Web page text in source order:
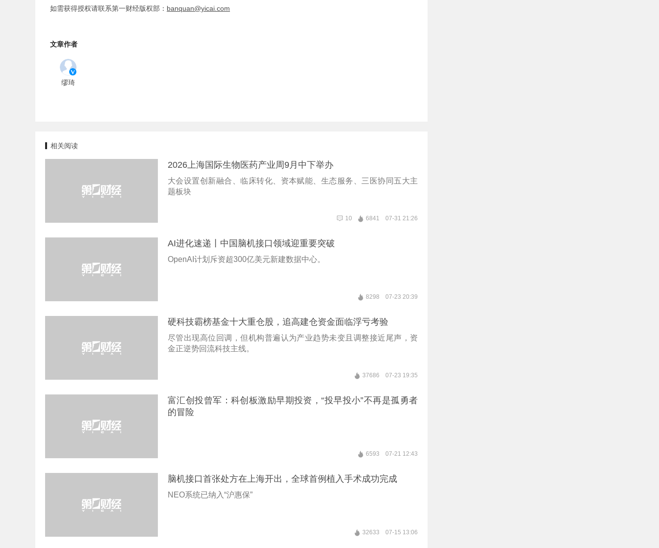
如需获得授权请联系第一财经版权部： banquan@yicai.com
文章作者
缪琦
相关阅读
2026上海国际生物医药产业周9月中下举办
大会设置创新融合、临床转化、资本赋能、生态服务、三医协同五大主
题板块
10 6841 07-31 21:26
AI进化速递丨中国脑机接口领域迎重要突破
OpenAI计划斥资超300亿美元新建数据中心。
8298 07-23 20:39
硬科技霸榜基金十大重仓股，追高建仓资金面临浮亏考验
尽管出现高位回调，但机构普遍认为产业趋势未变且调整接近尾声，资
金正逆势回流科技主线。
37686 07-23 19:35
富汇创投曾军：科创板激励早期投资，“投早投小”不再是孤勇者
的冒险
6593 07-21 12:43
脑机接口首张处方在上海开出，全球首例植入手术成功完成
NEO系统已纳入“沪惠保”
32633 07-15 13:06